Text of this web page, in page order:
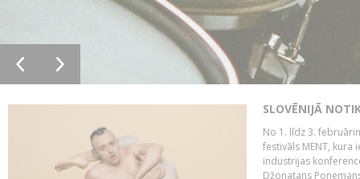
SLOVĒNIJĀ
No 1. līdz 3.
festivāls MENT, kura
industrijas
Džonatans